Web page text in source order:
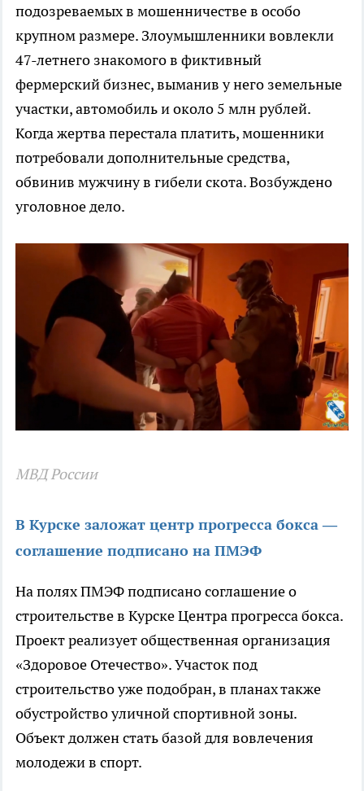
подозреваемых в мошенничестве в особо
крупном размере. Злоумышленники вовлекли
47-летнего знакомого в фиктивный
фермерский бизнес, выманив у него земельные
участки, автомобиль и около 5 млн рублей.
Когда жертва перестала платить, мошенники
потребовали дополнительные средства,
обвинив мужчину в гибели скота. Возбуждено
уголовное дело.
МВД России
В Курске заложат центр прогресса бокса —
соглашение подписано на ПМЭФ
На полях ПМЭФ подписано соглашение о
строительстве в Курске Центра прогресса бокса.
Проект реализует общественная организация
«Здоровое Отечество». Участок под
строительство уже подобран, в планах также
обустройство уличной спортивной зоны.
Объект должен стать базой для вовлечения
молодежи в спорт.